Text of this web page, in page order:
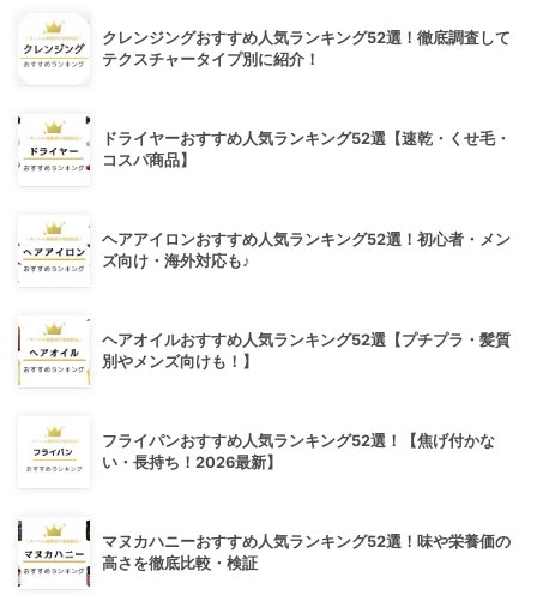
クレンジングおすすめ人気ランキング52選！徹底調査して
テクスチャータイプ別に紹介！
ドライヤーおすすめ人気ランキング52選【速乾・くせ毛・
コスパ商品】
ヘアアイロンおすすめ人気ランキング52選！初心者・メン
ズ向け・海外対応も♪
ヘアオイルおすすめ人気ランキング52選【プチプラ・髪質
別やメンズ向けも！】
フライパンおすすめ人気ランキング52選！【焦げ付かな
い・長持ち！2026最新】
マヌカハニーおすすめ人気ランキング52選！味や栄養価の
高さを徹底比較・検証